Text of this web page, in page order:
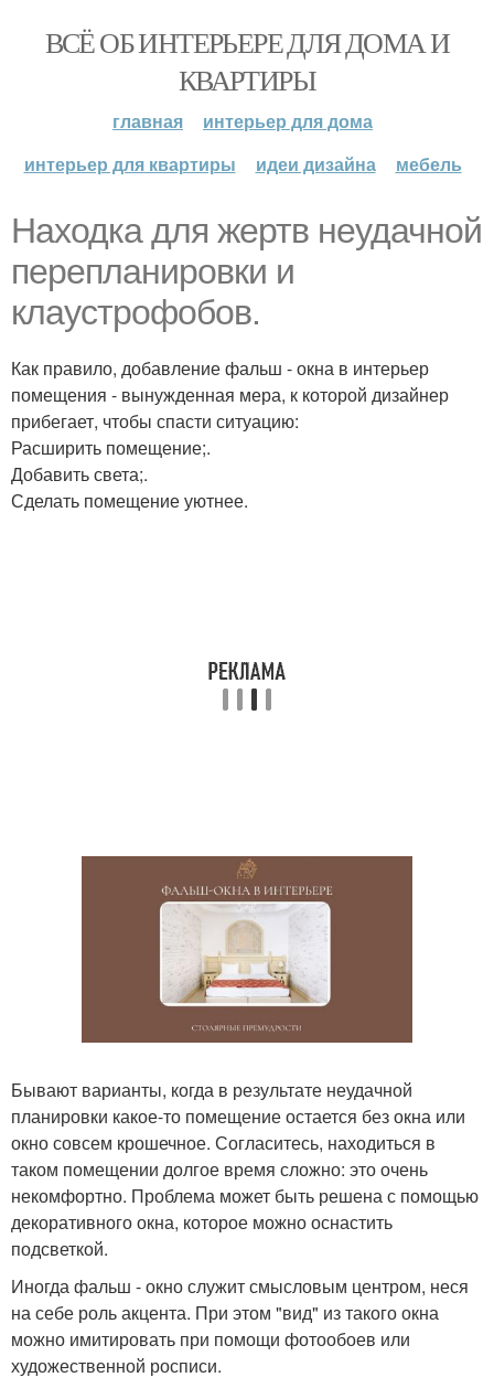
ВСЁ ОБ ИНТЕРЬЕРЕ ДЛЯ ДОМА И
КВАРТИРЫ
главная
интерьер для дома
интерьер для квартиры
идеи дизайна мебель
Находка для жертв неудачной
перепланировки и
клаустрофобов.
Как правило, добавление фальш - окна в интерьер
помещения - вынужденная мера, к которой дизайнер
прибегает, чтобы спасти ситуацию:
Расширить помещение;.
Добавить света;.
Сделать помещение уютнее.
Бывают варианты, когда в результате неудачной
планировки какое-то помещение остается без окна или
окно совсем крошечное. Согласитесь, находиться в
таком помещении долгое время сложно: это очень
некомфортно. Проблема может быть решена с помощью
декоративного окна, которое можно оснастить
подсветкой.
Иногда фальш - окно служит смысловым центром, неся
на себе роль акцента. При этом "вид" из такого окна
можно имитировать при помощи фотообоев или
художественной росписи.